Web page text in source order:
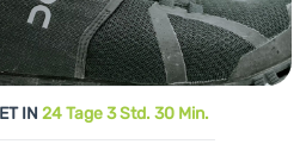
IN 24 Tage 3 Std. 30 Min.